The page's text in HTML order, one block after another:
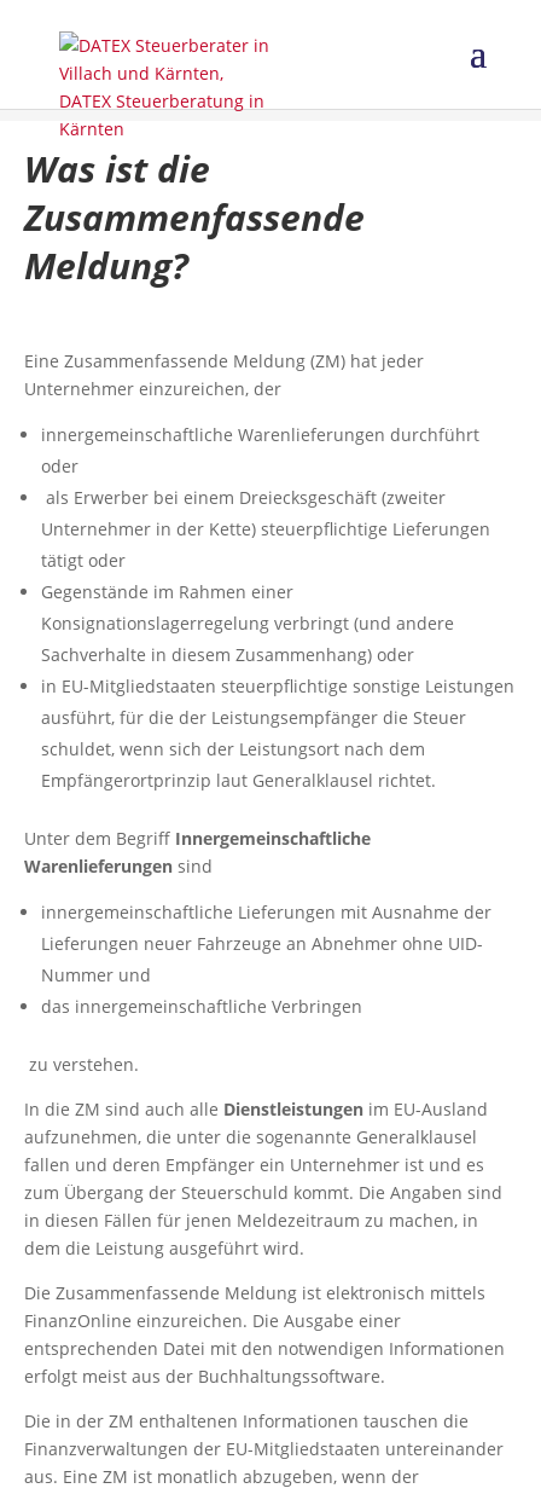
Was ist die
Zusammenfassende
Meldung?
Eine Zusammenfassende Meldung (ZM) hat jeder
Unternehmer einzureichen, der
innergemeinschaftliche Warenlieferungen durchführt
oder
als Erwerber bei einem Dreiecksgeschäft (zweiter
Unternehmer in der Kette) steuerpflichtige Lieferungen
tätigt oder
Gegenstände im Rahmen einer
Konsignationslagerregelung verbringt (und andere
Sachverhalte in diesem Zusammenhang) oder
in EU-Mitgliedstaaten steuerpflichtige sonstige Leistungen
ausführt, für die der Leistungsempfänger die Steuer
schuldet, wenn sich der Leistungsort nach dem
Empfängerortprinzip laut Generalklausel richtet.
Unter dem Begriff Innergemeinschaftliche
Warenlieferungen sind
innergemeinschaftliche Lieferungen mit Ausnahme der
Lieferungen neuer Fahrzeuge an Abnehmer ohne UID-
Nummer und
das innergemeinschaftliche Verbringen
zu verstehen.
In die ZM sind auch alle Dienstleistungen im EU-Ausland
aufzunehmen, die unter die sogenannte Generalklausel
fallen und deren Empfänger ein Unternehmer ist und es
zum Übergang der Steuerschuld kommt. Die Angaben sind
in diesen Fällen für jenen Meldezeitraum zu machen, in
dem die Leistung ausgeführt wird.
Die Zusammenfassende Meldung ist elektronisch mittels
FinanzOnline einzureichen. Die Ausgabe einer
entsprechenden Datei mit den notwendigen Informationen
erfolgt meist aus der Buchhaltungssoftware.
Die in der ZM enthaltenen Informationen tauschen die
Finanzverwaltungen der EU-Mitgliedstaaten untereinander
aus. Eine ZM ist monatlich abzugeben, wenn der